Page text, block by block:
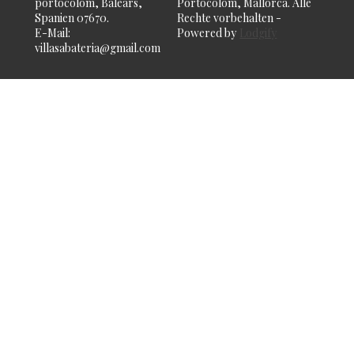
Yoga-Retreat in der Villa Sa Batería
Spanien 07670.
E-Mail:
villasabateria@gmail.com
Rechte vorbehalten -
Powered by